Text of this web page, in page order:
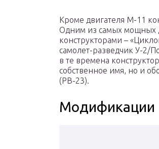
Кроме двигателя М-11
Одним из самых мощных
конструкторами –
самолет-разведчик У-2/
в те времена
собственное имя, но и
(РВ-23).
Модификации